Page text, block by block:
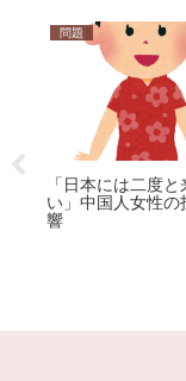
問題
「日本には二度と
い」中国人女性の
響